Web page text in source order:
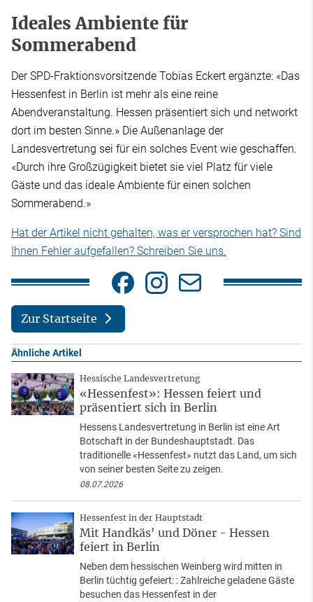
Ideales Ambiente für
Sommerabend
Der SPD-Fraktionsvorsitzende Tobias Eckert ergänzte: «Das
Hessenfest in Berlin ist mehr als eine reine
Abendveranstaltung. Hessen präsentiert sich und networkt
dort im besten Sinne.» Die Außenanlage der
Landesvertretung sei für ein solches Event wie geschaffen.
«Durch ihre Großzügigkeit bietet sie viel Platz für viele
Gäste und das ideale Ambiente für einen solchen
Sommerabend.»
Hat der Artikel nicht gehalten, was er versprochen hat? Sind
Ihnen Fehler aufgefallen? Schreiben Sie uns.
Zur Startseite
Ähnliche Artikel
Hessische Landesvertretung
«Hessenfest»: Hessen feiert und
präsentiert sich in Berlin
Hessens Landesvertretung in Berlin ist eine Art
Botschaft in der Bundeshauptstadt. Das
traditionelle «Hessenfest» nutzt das Land, um sich
von seiner besten Seite zu zeigen.
08.07.2026
Hessenfest in der Hauptstadt
Mit Handkäs' und Döner - Hessen
feiert in Berlin
Neben dem hessischen Weinberg wird mitten in
Berlin tüchtig gefeiert: : Zahlreiche geladene Gäste
besuchen das Hessenfest in der